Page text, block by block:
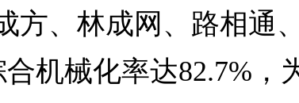
方、林成网、路相通
机械化率达82.7%，